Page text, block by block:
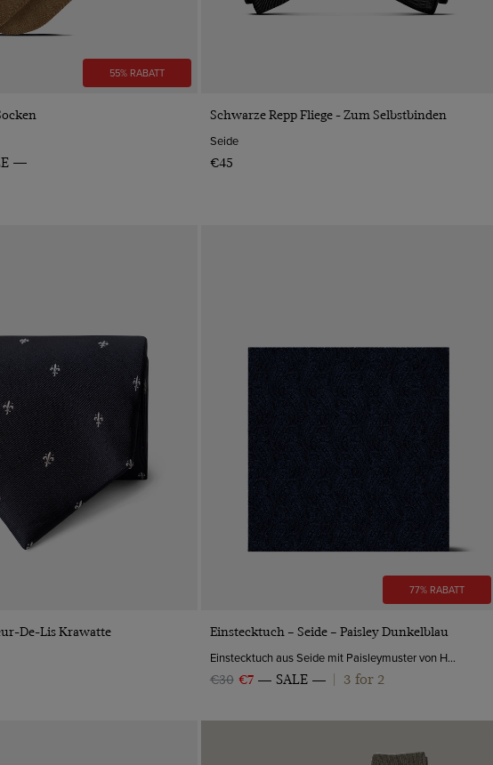
55% RABATT
VORSCHAU
Schwarze Repp Fliege - Zum Selbstbinden
Seide
€45
VORSCHAU
De-Lis Krawatte
77% RABATT
VORSCHAU
Einstecktuch – Seide – Paisley Dunkelblau
Einstecktuch aus Seide mit Paisleymuster von Hawes & Curtis.
€30 €7 SALE 3 for 2